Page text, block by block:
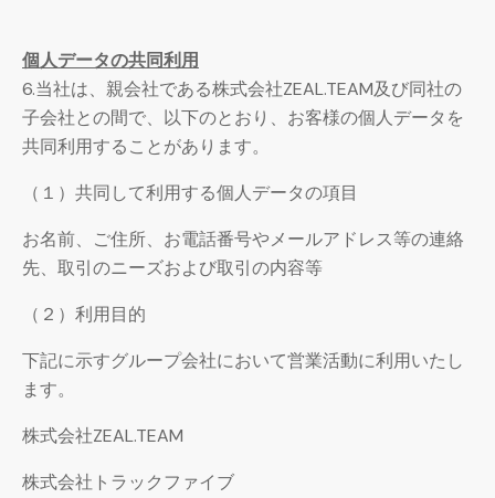
個人データの共同利用
6.当社は、親会社である株式会社ZEAL.TEAM及び同社の
子会社との間で、以下のとおり、お客様の個人データを
共同利用することがあります。
（１）共同して利用する個人データの項目
お名前、ご住所、お電話番号やメールアドレス等の連絡
先、取引のニーズおよび取引の内容等
（２）利用目的
下記に示すグループ会社において営業活動に利用いたし
ます。
株式会社ZEAL.TEAM
株式会社トラックファイブ